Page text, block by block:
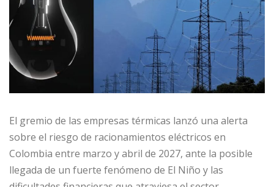
El gremio de las empresas térmicas lanzó una alerta
sobre el riesgo de racionamientos eléctricos en
Colombia entre marzo y abril de 2027, ante la posible
llegada de un fuerte fenómeno de El Niño y las